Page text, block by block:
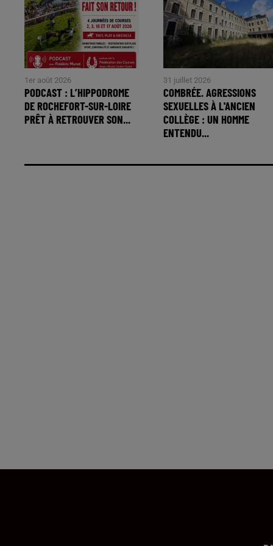
1er août 2026
PODCAST : L’HIPPODROME
DE ROCHEFORT-SUR-LOIRE
PRÊT À RETROUVER SON...
31 juillet 2026
COMBRÉE. AGRESSIONS
SEXUELLES À L'ANCIEN
COLLÈGE : UN HOMME
ENTENDU...